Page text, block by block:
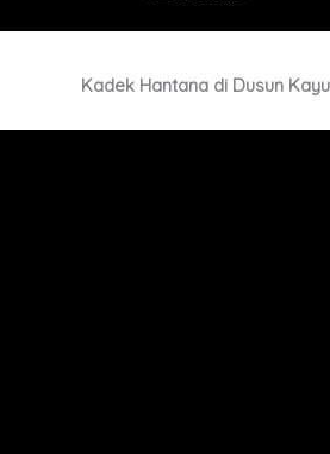
Kadek Hantana di Dusun